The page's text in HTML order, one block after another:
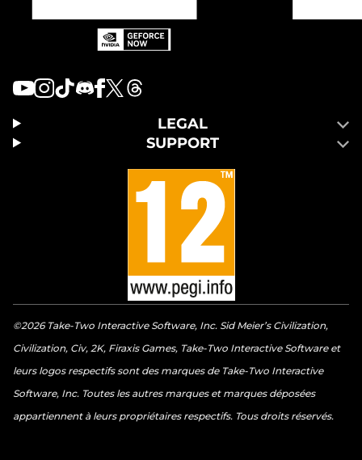
LEGAL
SUPPORT
©2026 Take-Two Interactive Software, Inc. Sid Meier’s Civilization,
Civilization, Civ, 2K, Firaxis Games, Take-Two Interactive Software et
leurs logos respectifs sont des marques de Take-Two Interactive
Software, Inc. Toutes les autres marques et marques déposées
appartiennent à leurs propriétaires respectifs. Tous droits réservés.